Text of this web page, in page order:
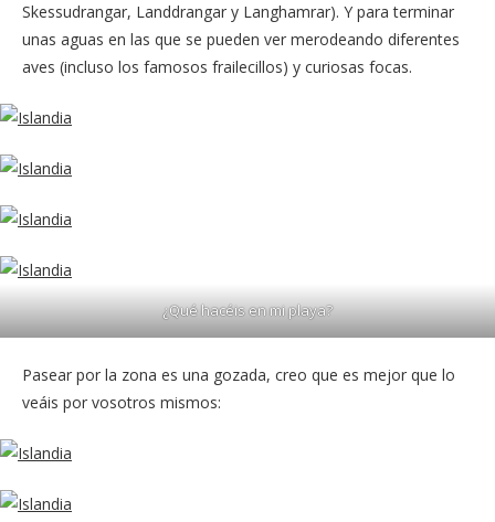
Skessudrangar, Landdrangar y Langhamrar). Y para terminar
unas aguas en las que se pueden ver merodeando diferentes
aves (incluso los famosos frailecillos) y curiosas focas.
¿Qué hacéis en mi playa?
Pasear por la zona es una gozada, creo que es mejor que lo
veáis por vosotros mismos: